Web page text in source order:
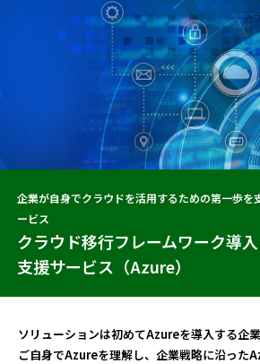
企業が自身でクラウドを活用するための第一歩を
ービス
クラウド移行フレームワーク導入
支援サービス（Azure）
ソリューションは初めてAzureを導入する企業
ご自身でAzureを理解し、企業戦略に沿った